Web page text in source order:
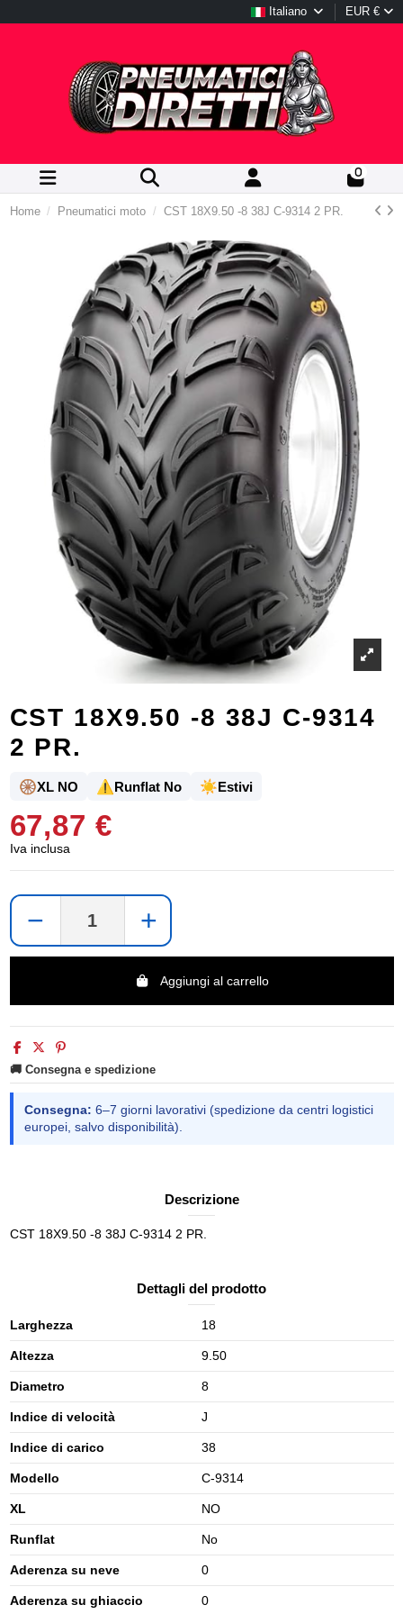
Italiano EUR €
0
Home Pneumatici moto CST 18X9.50 -8 38J C-9314 2 PR.
CST 18X9.50 -8 38J C-9314
2 PR.
🛞XL NO ⚠️Runflat No ☀️Estivi
67,87 €
Iva inclusa
− +
Aggiungi al carrello
🚚 Consegna e spedizione
Consegna: 6–7 giorni lavorativi (spedizione da centri logistici
europei, salvo disponibilità).
Descrizione
CST 18X9.50 -8 38J C-9314 2 PR.
Dettagli del prodotto
Larghezza 18
Altezza 9.50
Diametro 8
Indice di velocità J
Indice di carico 38
Modello C-9314
XL NO
Runflat No
Aderenza su neve 0
Aderenza su ghiaccio 0